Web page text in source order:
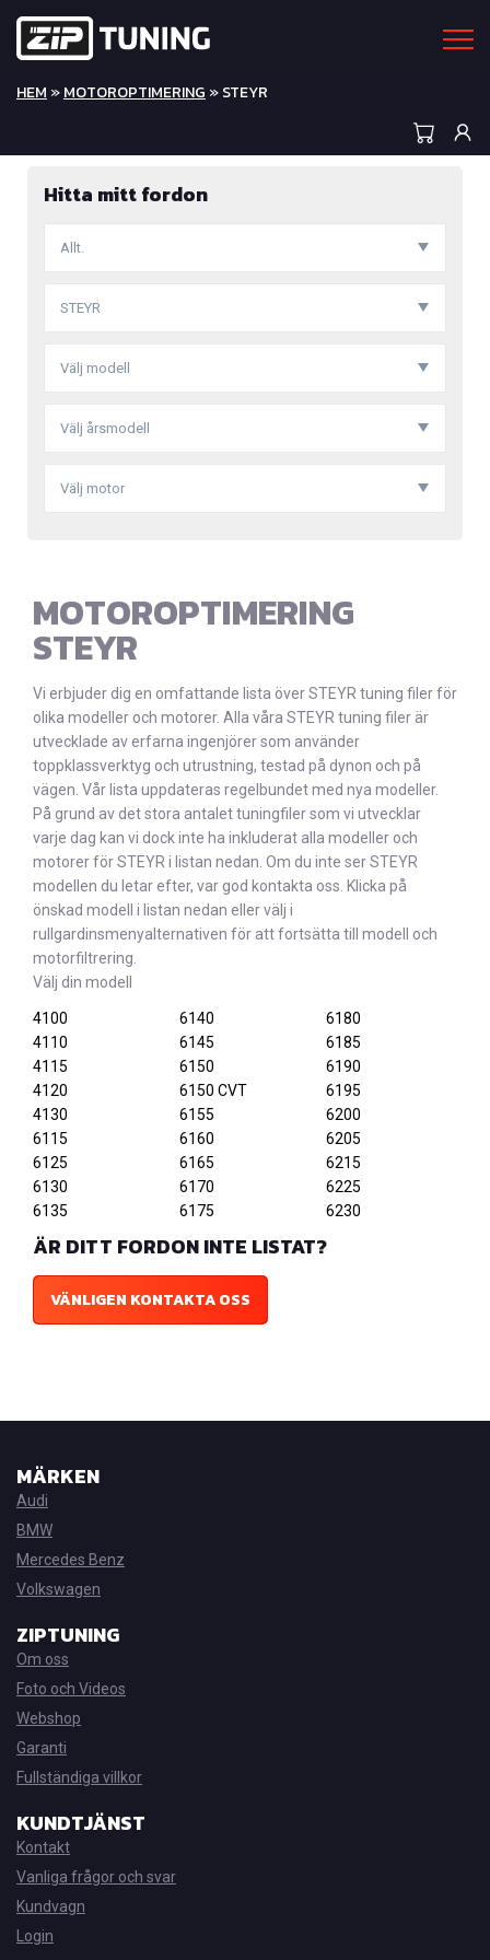
HEM »MOTOROPTIMERING » STEYR
Hitta mitt fordon
Allt.
STEYR
Välj modell
Välj årsmodell
Välj motor
MOTOROPTIMERING
STEYR
Vi erbjuder dig en omfattande lista över STEYR tuning filer för
olika modeller och motorer. Alla våra STEYR tuning filer är
utvecklade av erfarna ingenjörer som använder
toppklassverktyg och utrustning, testad på dynon och på
vägen. Vår lista uppdateras regelbundet med nya modeller.
På grund av det stora antalet tuningfiler som vi utvecklar
varje dag kan vi dock inte ha inkluderat alla modeller och
motorer för STEYR i listan nedan. Om du inte ser STEYR
modellen du letar efter, var god kontakta oss. Klicka på
önskad modell i listan nedan eller välj i
rullgardinsmenyalternativen för att fortsätta till modell och
motorfiltrering.
Välj din modell
4100
4110
4115
4120
4130
6115
6125
6130
6135
6140
6145
6150
6150 CVT
6155
6160
6165
6170
6175
6180
6185
6190
6195
6200
6205
6215
6225
6230
ÄR DITT FORDON INTE LISTAT?
VÄNLIGEN KONTAKTA OSS
MÄRKEN
Audi
BMW
Mercedes Benz
Volkswagen
ZIPTUNING
Om oss
Foto och Videos
Webshop
Garanti
Fullständiga villkor
KUNDTJÄNST
Kontakt
Vanliga frågor och svar
Kundvagn
Login